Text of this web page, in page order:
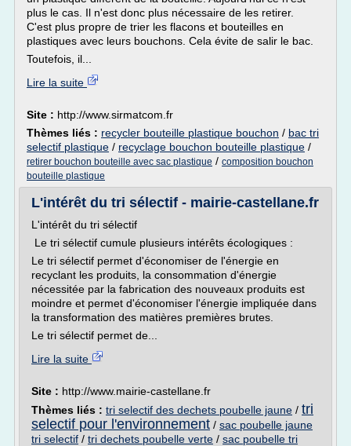
plus le cas. Il n'est donc plus nécessaire de les retirer.
C'est plus propre de trier les flacons et bouteilles en
plastiques avec leurs bouchons. Cela évite de salir le bac.
Toutefois, il...
Lire la suite
Site : http://www.sirmatcom.fr
Thèmes liés : recycler bouteille plastique bouchon / bac tri
selectif plastique / recyclage bouchon bouteille plastique /
retirer bouchon bouteille avec sac plastique / composition bouchon
bouteille plastique
L'intérêt du tri sélectif - mairie-castellane.fr
L'intérêt du tri sélectif
Le tri sélectif cumule plusieurs intérêts écologiques :
Le tri sélectif permet d'économiser de l'énergie en
recyclant les produits, la consommation d'énergie
nécessitée par la fabrication des nouveaux produits est
moindre et permet d'économiser l'énergie impliquée dans
la transformation des matières premières brutes.
Le tri sélectif permet de...
Lire la suite
Site : http://www.mairie-castellane.fr
Thèmes liés : tri selectif des dechets poubelle jaune / tri
selectif pour l'environnement / sac poubelle jaune
tri selectif / tri dechets poubelle verte / sac poubelle tri